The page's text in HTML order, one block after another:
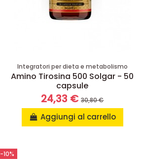
Integratori per dieta e metabolismo
Amino Tirosina 500 Solgar - 50
capsule
24,33 €30,80 €
Aggiungi al carrello
-10%